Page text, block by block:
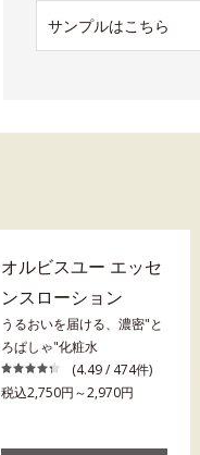
サンプルはこちら
オルビスユー エッセ
ンスローション
うるおいを届ける、濃密"と
ろぱしゃ"化粧水
(4.49 / 474件)
税込2,750円～2,970円